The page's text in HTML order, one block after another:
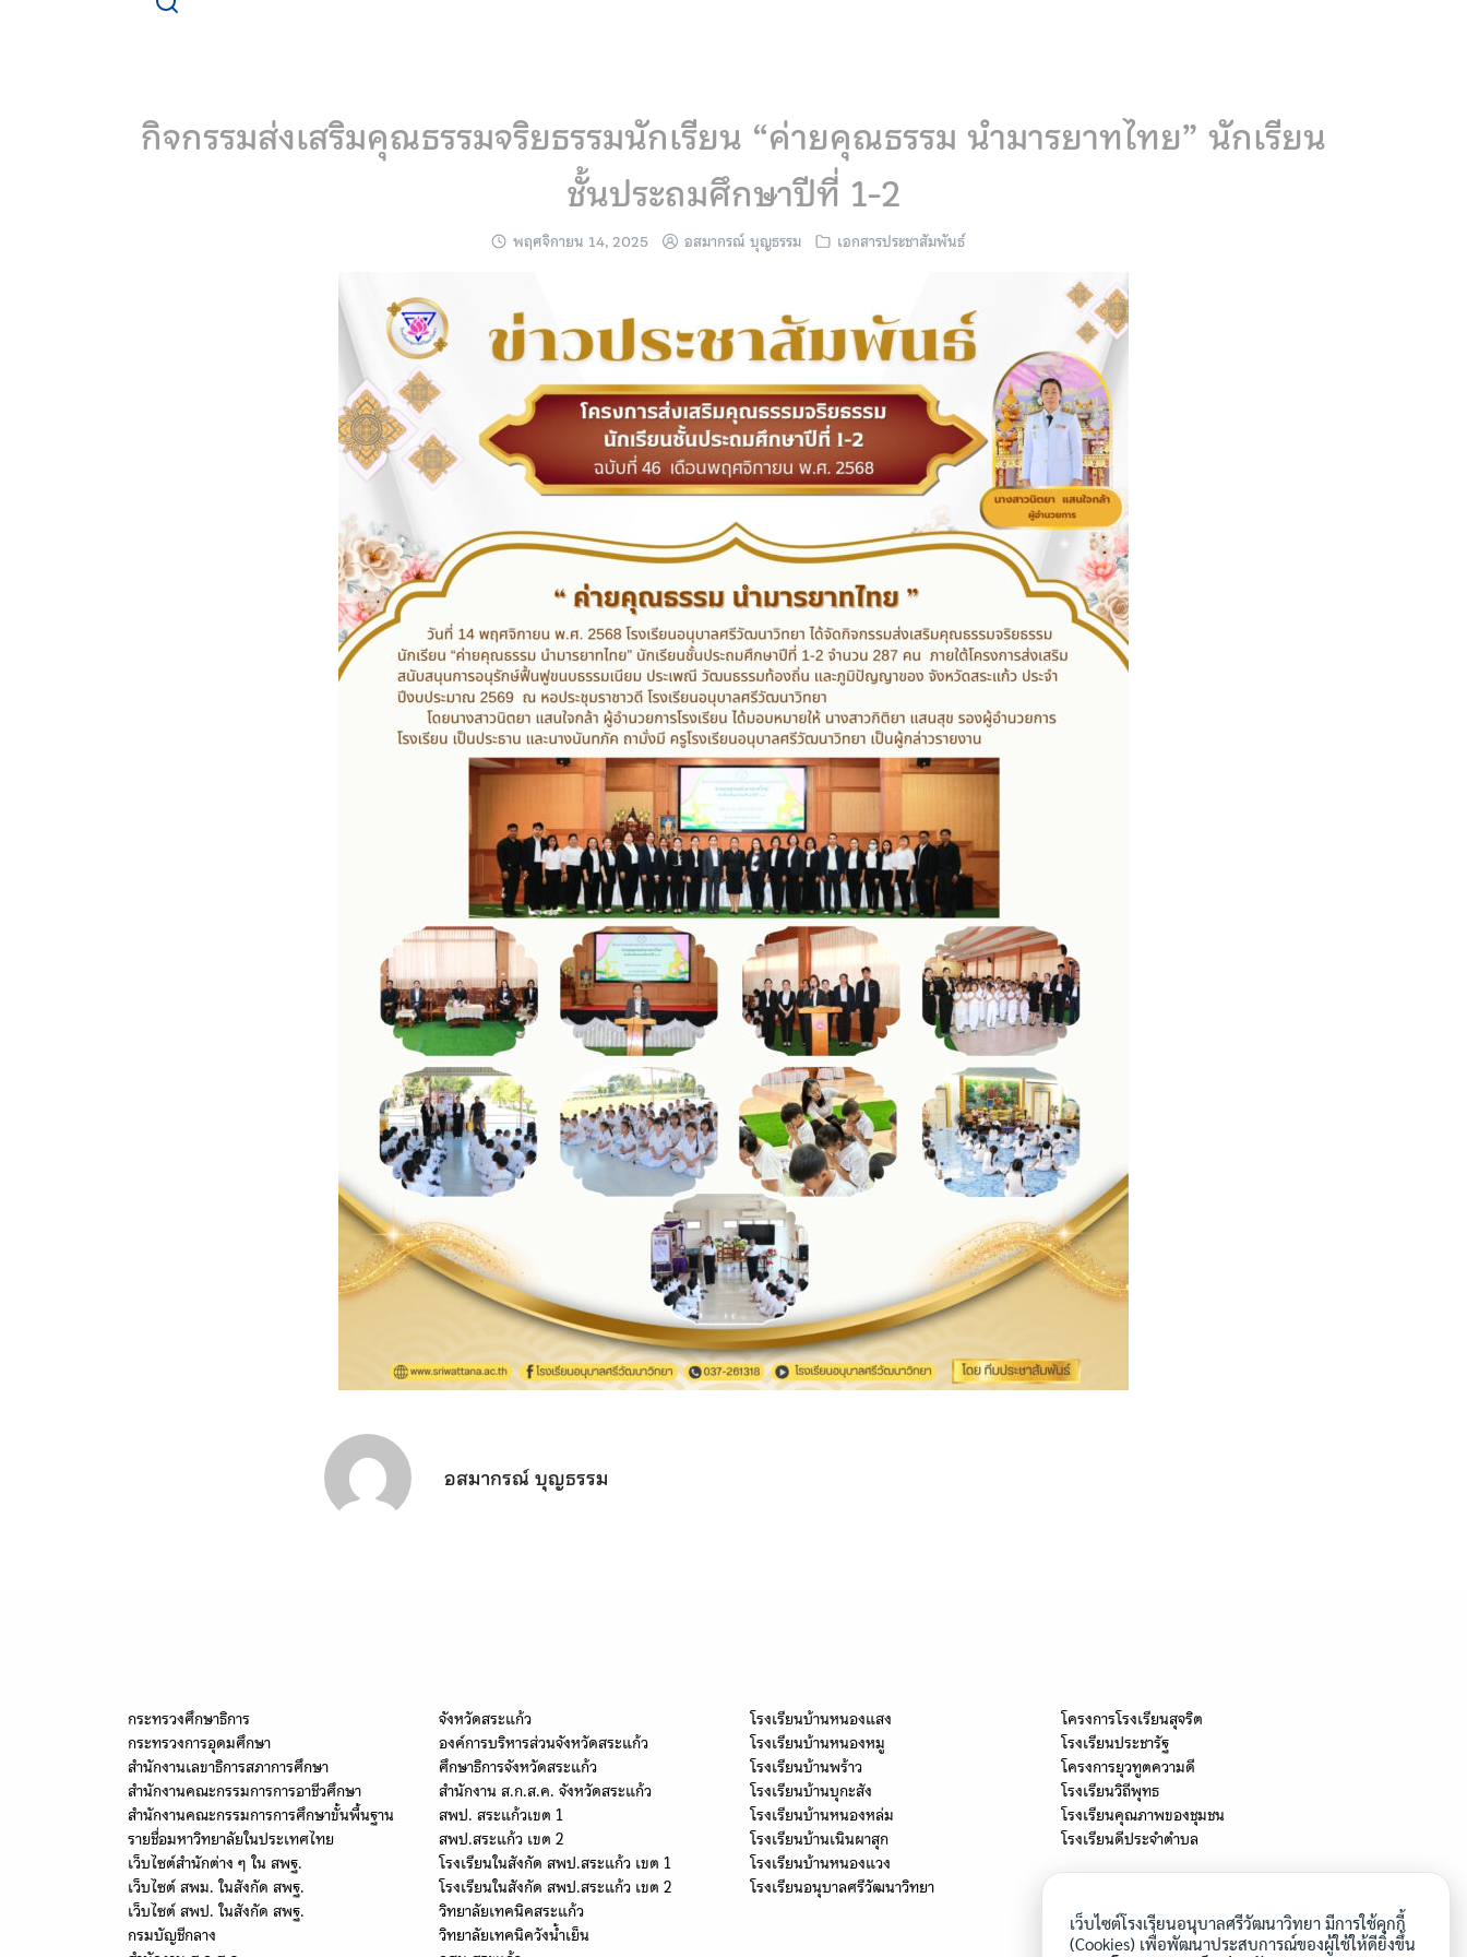
Search
for:
Search
กิจกรรมส่งเสริมคุณธรรมจริยธรรมนักเรียน “ค่ายคุณธรรม นำมารยาทไทย” นักเรียน
ชั้นประถมศึกษาปีที่ 1-2
พฤศจิกายน 14, 2025 อสมากรณ์ บุญธรรม เอกสารประชาสัมพันธ์
อสมากรณ์ บุญธรรม
กระทรวงศึกษาธิการ
กระทรวงการอุดมศึกษา
สำนักงานเลขาธิการสภาการศึกษา
สำนักงานคณะกรรมการการอาชีวศึกษา
สำนักงานคณะกรรมการการศึกษาขั้นพื้นฐาน
รายชื่อมหาวิทยาลัยในประเทศไทย
เว็บไซต์สำนักต่าง ๆ ใน สพฐ.
เว็บไซต์ สพม. ในสังกัด สพฐ.
เว็บไซต์ สพป. ในสังกัด สพฐ.
กรมบัญชีกลาง
จังหวัดสระแก้ว
องค์การบริหารส่วนจังหวัดสระแก้ว
ศึกษาธิการจังหวัดสระแก้ว
สำนักงาน ส.ก.ส.ค. จังหวัดสระแก้ว
สพป. สระแก้วเขต 1
สพป.สระแก้ว เขต 2
โรงเรียนในสังกัด สพป.สระแก้ว เขต 1
โรงเรียนในสังกัด สพป.สระแก้ว เขต 2
วิทยาลัยเทคนิคสระแก้ว
วิทยาลัยเทคนิควังน้ำเย็น
โรงเรียนบ้านหนองแสง
โรงเรียนบ้านหนองหมู
โรงเรียนบ้านพร้าว
โรงเรียนบ้านบุกะสัง
โรงเรียนบ้านหนองหล่ม
โรงเรียนบ้านเนินผาสุก
โรงเรียนบ้านหนองแวง
โรงเรียนอนุบาลศรีวัฒนาวิทยา
โครงการโรงเรียนสุจริต
โรงเรียนประชารัฐ
โครงการยุวทูตความดี
โรงเรียนวิถีพุทธ
โรงเรียนคุณภาพของชุมชน
โรงเรียนดีประจำตำบล
เว็บไซต์โรงเรียนอนุบาลศรีวัฒนาวิทยา มีการใช้คุกกี้
(Cookies) เพื่อพัฒนาประสบการณ์ของผู้ใช้ให้ดียิ่งขึ้น